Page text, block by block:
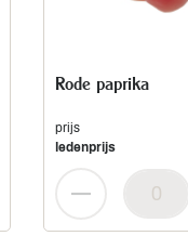
Rode paprika
prijs
ledenprijs